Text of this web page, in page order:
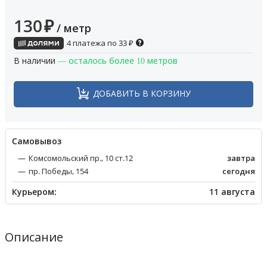
130₽ / метр
4 платежа по 33₽
В наличии — осталось более 10 метров
ДОБАВИТЬ В КОРЗИНУ
Cамовывоз
Комсомольский пр., 10 ст.12
завтра
пр. Победы, 154
сегодня
Курьером: 11 августа
Описание